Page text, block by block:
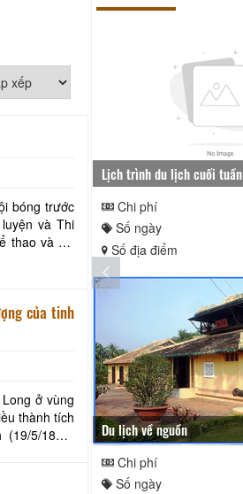
bóng trước
thao và Du
của tinh
ở vùng
thành tích
5/1890-
Lịch trình du lịch cuối tuần
Chi phí
Số ngày
Số địa điểm
Du lịch về nguồn
Chi phí
Số ngày